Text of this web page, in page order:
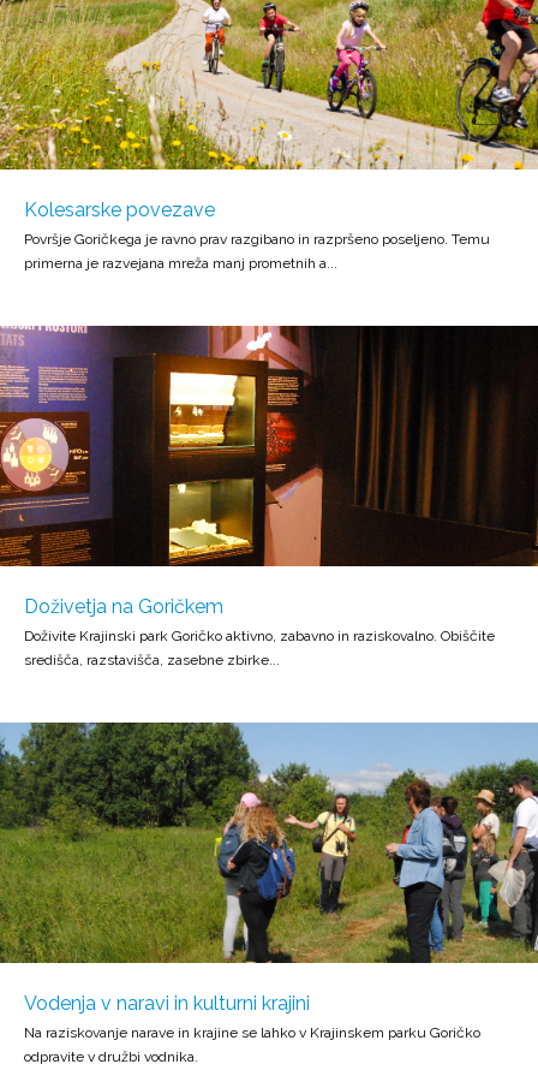
Kolesarske povezave
Površje Goričkega je ravno prav razgibano in razpršeno poseljeno. Temu
primerna je razvejana mreža manj prometnih a...
Doživetja na Goričkem
Doživite Krajinski park Goričko aktivno, zabavno in raziskovalno. Obiščite
središča, razstavišča, zasebne zbirke...
Vodenja v naravi in kulturni krajini
Na raziskovanje narave in krajine se lahko v Krajinskem parku Goričko
odpravite v družbi vodnika.